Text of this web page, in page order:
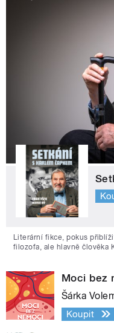
Literární fikce, pokus
filozofa, ale hlavně člověka
Moci bez
Šárka
Koupit